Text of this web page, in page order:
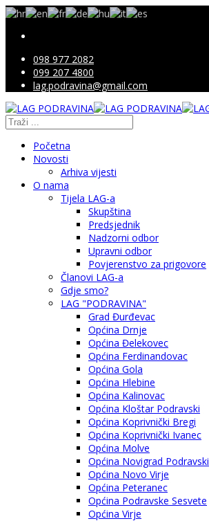
098 977 2082
099 207 4800
lag.podravina@gmail.com
Početna
Novosti
Arhiva vijesti
O nama
Tijela LAG-a
Skupština
Predsjednik
Nadzorni odbor
Upravni odbor
Povjerenstvo za prigovore
Članovi LAG-a
Gdje smo?
LAG "PODRAVINA"
Grad Đurđevac
Općina Drnje
Općina Đelekovec
Općina Ferdinandovac
Općina Gola
Općina Hlebine
Općina Kalinovac
Općina Kloštar Podravski
Općina Koprivnički Bregi
Općina Koprivnički Ivanec
Općina Molve
Općina Novigrad Podravski
Općina Novo Virje
Općina Peteranec
Općina Podravske Sesvete
Općina Virje